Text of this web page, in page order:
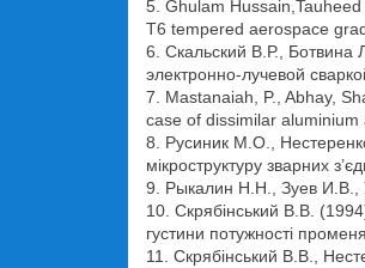
5. Ghulam
T6 tempered aerospace
6. Скальский В.Р., Ботвина
электронно-лучевой
7. Mastanaiah, P., Abhay,
case of dissimilar aluminium
8. Русиник М.О.,
мікроструктуру зварних
9. Рыкалин Н.Н., Зуев И.В.,
10. Скрябінський В.В.
густини потужності
11. Скрябінський В.В.,